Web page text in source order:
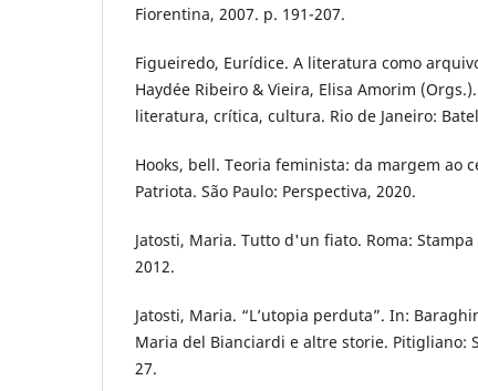
Fiorentina, 2007. p. 191-207.
Figueiredo, Eurídice. A literatura como
Haydée Ribeiro & Vieira, Elisa Amorim
literatura, crítica, cultura. Rio de Janeiro:
Hooks, bell. Teoria feminista: da margem ao
Patriota. São Paulo: Perspectiva, 2020.
Jatosti, Maria. Tutto d'un fiato. Roma:
2012.
Jatosti, Maria. “L’utopia perduta”. In:
Maria del Bianciardi e altre storie. Pitigliano:
27.